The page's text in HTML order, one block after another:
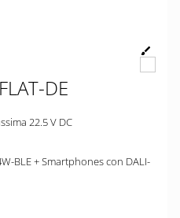
DE
Massima 22.5 V DC